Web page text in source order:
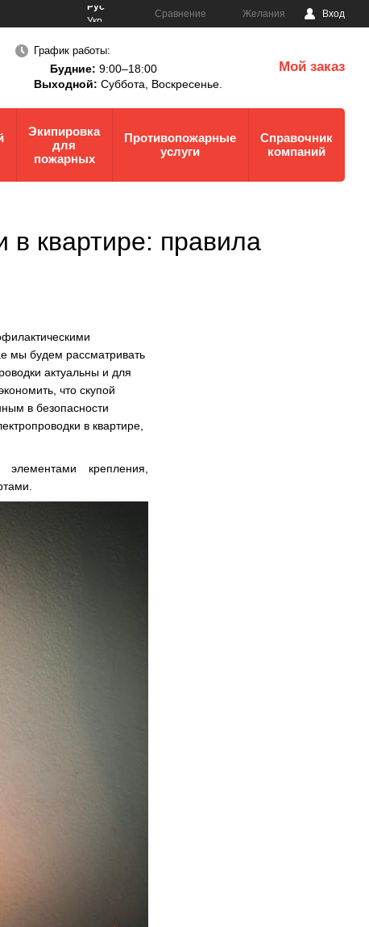
Рус
Укр
Сравнение Желания Вход
График работы:
Будние: 9:00–18:00
Выходной: Суббота, Воскресенье.
Мой заказ
Экипировка
для
пожарных
Противопожарные
услуги
Справочник
компаний
в квартире: правила
мы будем рассматривать
актуальны и для
что скупой
в безопасности
в квартире,
крепления,